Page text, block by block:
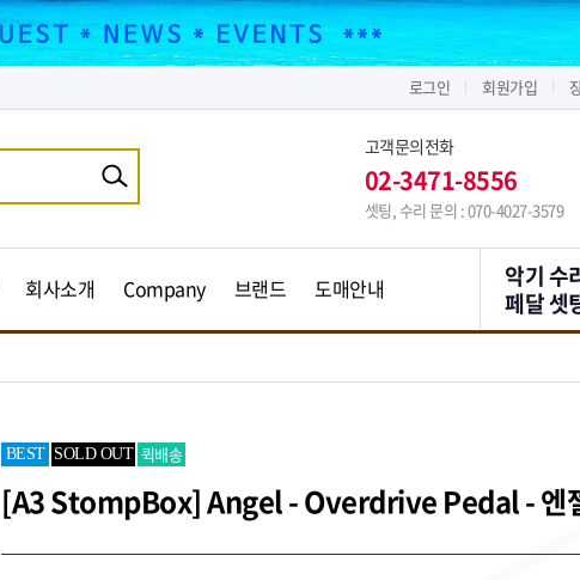
로그인 회원가입
고객문의전화
02-3471-8556
셋팅, 수리 문의 : 070-4027-3579
회사소개 Company 브랜드 도매안내
악기 수
페달 셋
BEST SOLD OUT 퀵배송
[A3 StompBox] Angel - Overdrive Pedal - 엔